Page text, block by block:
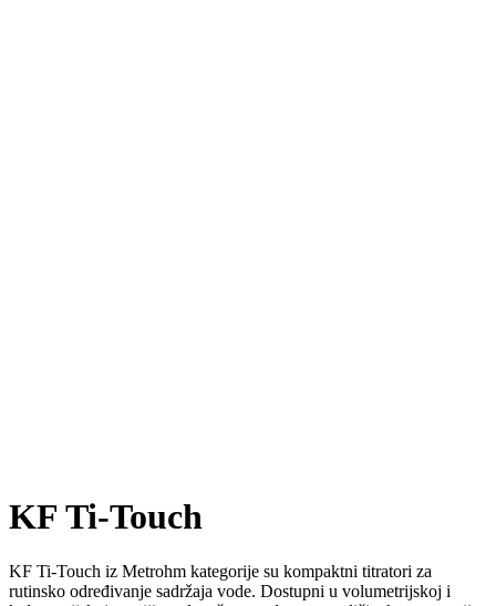
KF Ti-Touch
KF Ti-Touch iz Metrohm kategorije su kompaktni titratori za
rutinsko određivanje sadržaja vode. Dostupni u volumetrijskoj i